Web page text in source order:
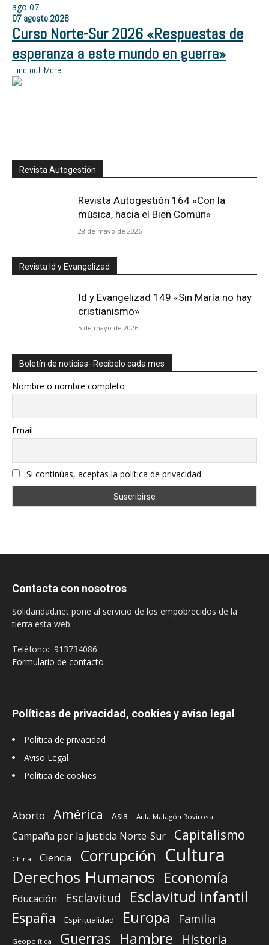
ago 07
07 agosto 2026
Curso Norte-Sur 2026 «Respuestas de
esperanza a este mundo en guerra»
Find out More
Revista Autogestión
Revista Autogestión 164 «Con la
música, hacia el Bien Común»
28 de mayo de 2026
Revista Id y Evangelizad
Id y Evangelizad 149 «Sin María no hay
cristianismo»
5 de mayo de 2026
Boletín de noticias- Recíbelo cada mes
Nombre o nombre completo
Email
Si continúas, aceptas la política de privacidad
Contacta con nosotros
Solidaridad.net pone al servicio de los empobrecidos de la
tierra esta web.
Teléfono: 913734086
Formulario de contacto
Políticas de privacidad, cookies y aviso legal
Política de privacidad
Aviso Legal
Política de cookies
Aborto América Asia Aula Malagón Rovirosa
Campaña por la justicia Norte-Sur Capitalismo
China Ciencia Corrupción Cultura
Derechos Humanos Economía
Educación Esclavitud Esclavitud infantil
España Espiritualidad Europa Familia
Geopolítica Guerras Hambre Historia